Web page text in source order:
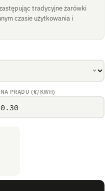
tradycyjne żarówki
czasie użytkowania i
PRĄDU (€/KWH)